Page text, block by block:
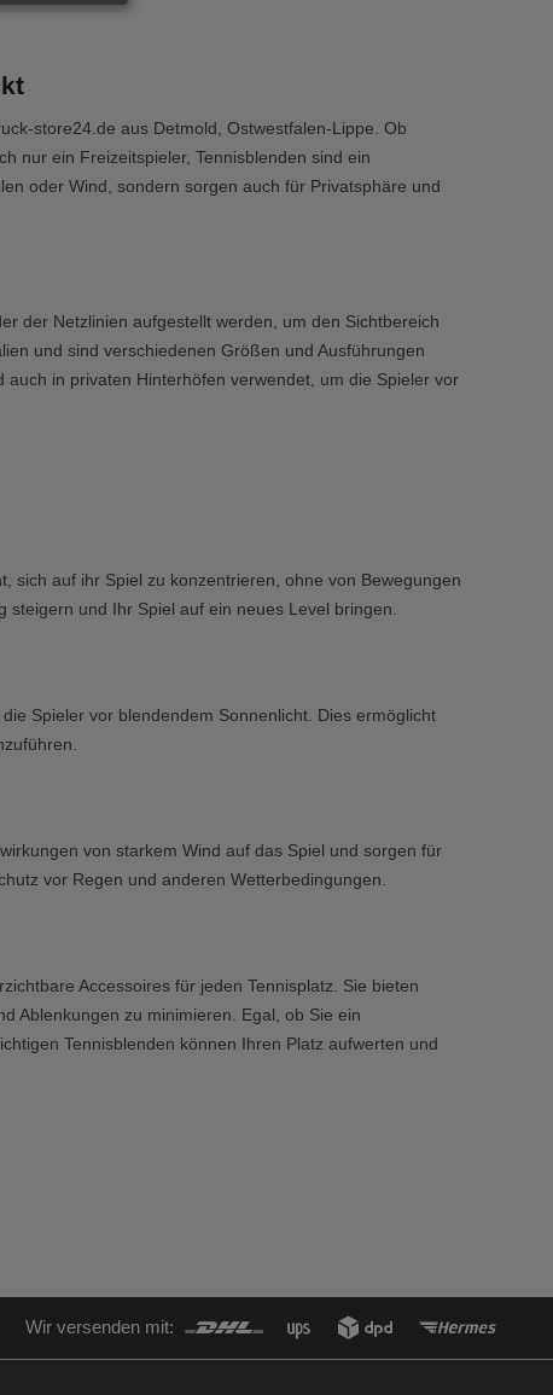
store24.de aus Detmold, Ostwestfalen-Lippe. Ob
nur ein Freizeitspieler, Tennisblenden sind ein
oder Wind, sondern sorgen auch für Privatsphäre und
der Netzlinien aufgestellt werden, um den Sichtbereich
und sind verschiedenen Größen und Ausführungen
in privaten Hinterhöfen verwendet, um die Spieler vor
sich auf ihr Spiel zu konzentrieren, ohne von Bewegungen
und Ihr Spiel auf ein neues Level bringen.
Spieler vor blendendem Sonnenlicht. Dies ermöglicht
von starkem Wind auf das Spiel und sorgen für
vor Regen und anderen Wetterbedingungen.
Accessoires für jeden Tennisplatz. Sie bieten
Ablenkungen zu minimieren. Egal, ob Sie ein
Tennisblenden können Ihren Platz aufwerten und
Wir versenden mit: